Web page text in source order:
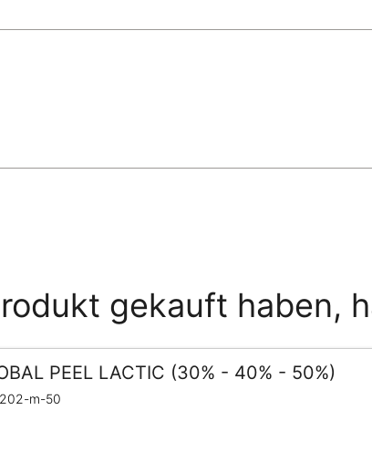
gekauft haben,
PEEL LACTIC (30% - 40% - 50%)
m-50